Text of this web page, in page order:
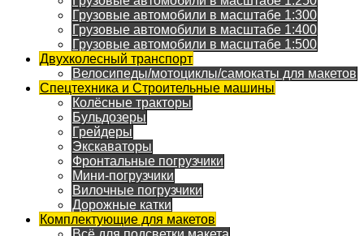
Грузовые автомобили в масштабе 1:300
Грузовые автомобили в масштабе 1:400
Грузовые автомобили в масштабе 1:500
Двухколесный транспорт
Велосипеды/мотоциклы/самокаты для макетов
Спецтехника и Строительные машины
Колёсные тракторы
Бульдозеры
Грейдеры
Экскаваторы
Фронтальные погрузчики
Мини-погрузчики
Вилочные погрузчики
Дорожные катки
Комплектующие для макетов